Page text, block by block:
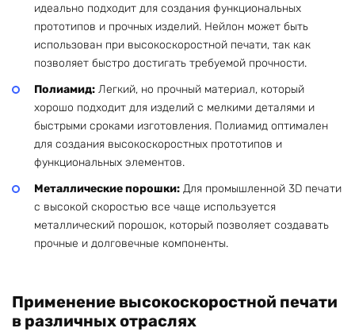
идеально подходит для создания функциональных
прототипов и прочных изделий. Нейлон может быть
использован при высокоскоростной печати, так как
позволяет быстро достигать требуемой прочности.
Полиамид: Легкий, но прочный материал, который
хорошо подходит для изделий с мелкими деталями и
быстрыми сроками изготовления. Полиамид оптимален
для создания высокоскоростных прототипов и
функциональных элементов.
Металлические порошки: Для промышленной 3D печати
с высокой скоростью все чаще используется
металлический порошок, который позволяет создавать
прочные и долговечные компоненты.
Применение высокоскоростной печати
в различных отраслях